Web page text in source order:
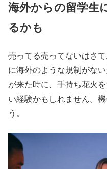
海外からの留学生
るかも
売ってる売ってないはさ
に海外のような規制がな
が来た時に、手持ち花火
い経験かもしれません。
う。